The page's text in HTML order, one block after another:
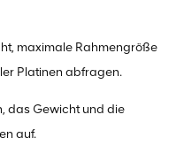
maximale Rahmengröße
Platinen abfragen.
das Gewicht und die
auf.